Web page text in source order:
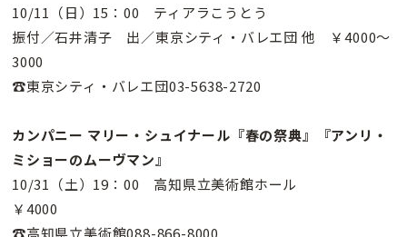
10/11（日）15：00 ティアラこうとう
振付／石井清子 出／東京シティ・バレエ団 他 ￥4000〜
3000
☎東京シティ・バレエ団03-5638-2720
カンパニー マリー・シュイナール『春の祭典』『アンリ・
ミショーのムーヴマン』
10/31（土）19：00 高知県立美術館ホール
￥4000
☎高知県立美術館088-866-8000